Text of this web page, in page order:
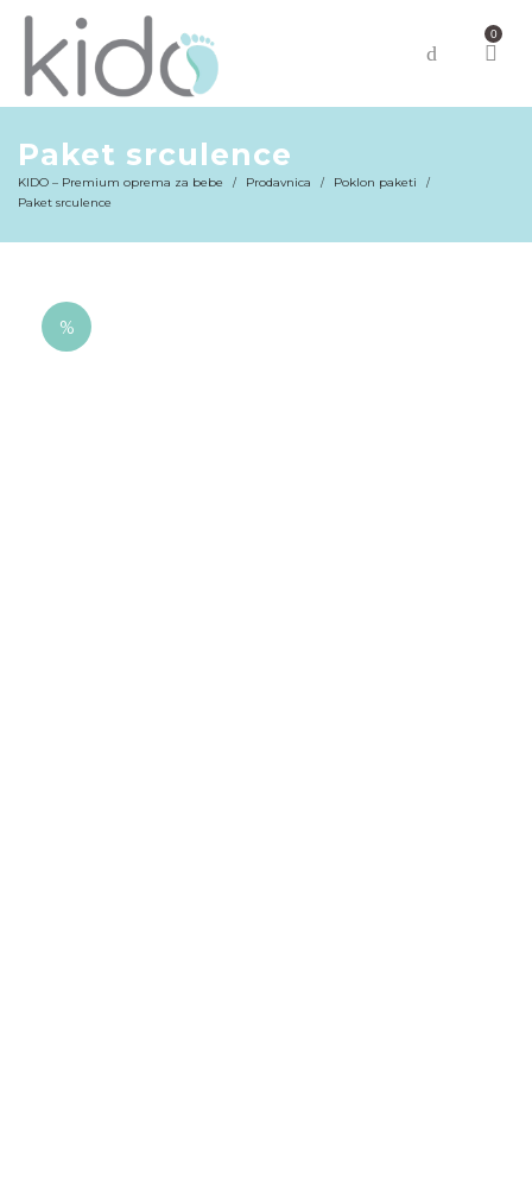
0
Paket srculence
KIDO – Premium oprema za bebe / Prodavnica / Poklon paketi /
Paket srculence
%